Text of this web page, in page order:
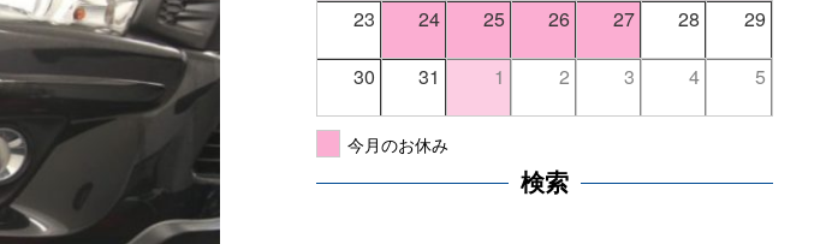
23 24 25 26 27 28 29
30 31 1 2 3 4 5
今月のお休み
検索